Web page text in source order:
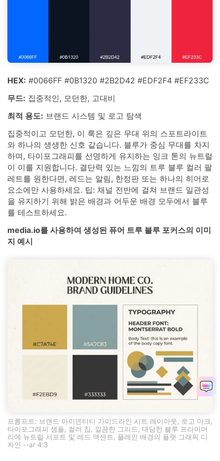
HEX: #0066FF #0B1320 #2B2D42 #EDF2F4 #EF233C
무드: 집중적인, 모던한, 고대비
최적 용도: 브랜드 시스템 및 로고 탐색
집중적이고 모던한, 이 룩은 깊은 무대 위의 스포트라이트
와 하나의 생생한 신호 같습니다. 블루가 중심 무대를 차지
하며, 타이포그래피를 선명하게 유지하는 잉크 톤의 뉴트럴
이 이를 지원합니다. 결단력 있는 느낌의 트루 블루 컬러 팔
레트를 원한다면, 레드는 알림, 한정판 또는 하나의 히어로
요소에만 사용하세요. 팁: 채널 전반에 걸쳐 브랜드 일관성
을 유지하기 위해 밝은 배경과 어두운 배경 모두에서 블루
를 테스트하세요.
media.io를 사용하여 생성된 퓨어 트루 블루 포커스의 이미
지 예시
프롬프트: 브랜드 아이덴티티 가이드라인 시트 레이아웃, 로고 마크,
타이포그래피 샘플, 컬러 칩, 깔끔한 그리드, 대담한 블루 프라이머
리에 뉴트럴 서포트 및 레드 액센트, 플레인 배경의 플랫 그래픽 디
자인 --ar 4:3